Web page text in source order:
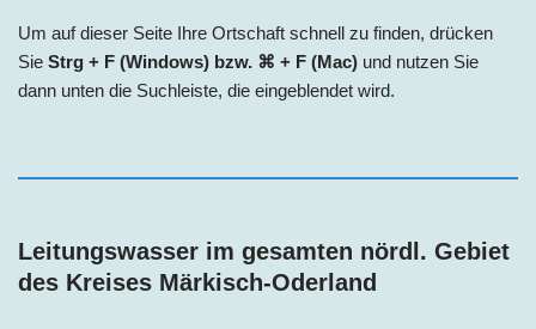
Um auf dieser Seite Ihre Ortschaft schnell zu finden, drücken
Sie Strg + F (Windows) bzw. ⌘ + F (Mac) und nutzen Sie
dann unten die Suchleiste, die eingeblendet wird.
Leitungswasser im gesamten nördl. Gebiet
des Kreises Märkisch-Oderland